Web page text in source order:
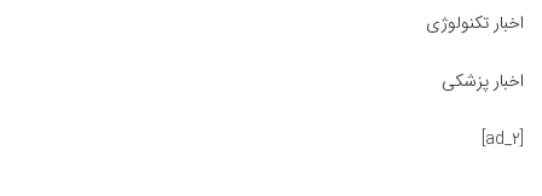
اخبار تکنولوژی
اخبار پزشکی
[ad_2]